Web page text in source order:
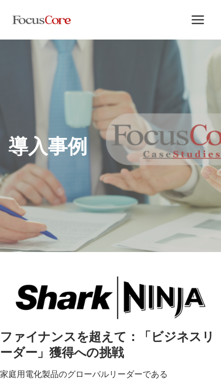
導入事例
ファイナンスを超えて：「ビジネスリ
ーダー」獲得への挑戦
家庭用電化製品のグローバルリーダーである